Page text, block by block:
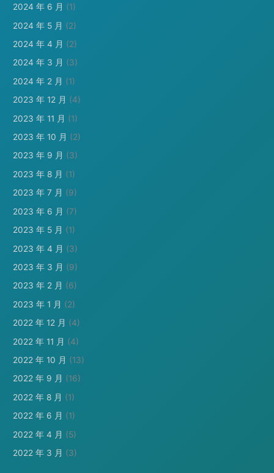
2024 年 6 月 (1)
2024 年 5 月 (2)
2024 年 4 月 (2)
2024 年 3 月 (3)
2024 年 2 月 (1)
2023 年 12 月 (4)
2023 年 11 月 (1)
2023 年 10 月 (2)
2023 年 9 月 (3)
2023 年 8 月 (1)
2023 年 7 月 (9)
2023 年 6 月 (7)
2023 年 5 月 (1)
2023 年 4 月 (3)
2023 年 3 月 (9)
2023 年 2 月 (6)
2023 年 1 月 (2)
2022 年 12 月 (4)
2022 年 11 月 (4)
2022 年 10 月 (13)
2022 年 9 月 (16)
2022 年 8 月 (1)
2022 年 6 月 (1)
2022 年 4 月 (5)
2022 年 3 月 (3)